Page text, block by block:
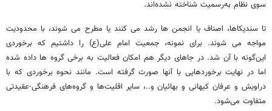
سوی نظام به‌رسمیت شناخته نشده‌اند.
تا سندیکاها، اصناف یا انجمن ها رشد می کنند یا مطرح می شوند، با محدودیت
مواجه می شوند. برای نمونه، جمعیت امام علی(ع) را داشتیم که برخوردی
این‌گونه با آن شد. در جاهای دیگر هم امکان فعالیت به برخی گروه ها داده شده
اما در نهایت برخوردهایی با آنها صورت گرفته است. مانند نحوه برخوردی که با
دراویش و عرفان کیهانی و بهائیان و..، سایر اقلیت‌ها و گروه‌های فرهنگی-عقیدتی
متفاوت می‌شود.